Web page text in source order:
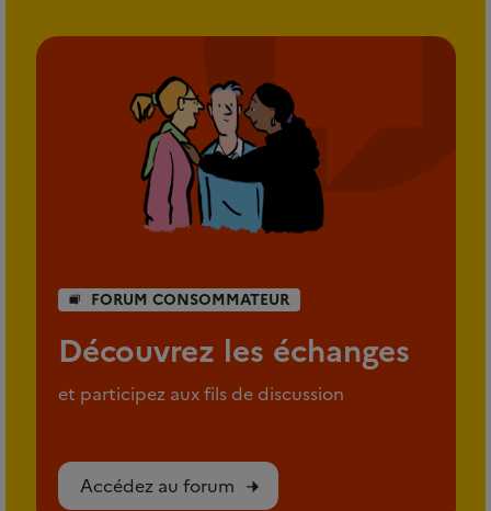
FORUM CONSOMMATEUR
Découvrez les échanges
et participez aux fils de discussion
Accédez au forum